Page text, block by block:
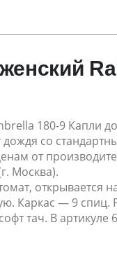
180-9 Капли
дождя со
от
Москва).
открывается
Каркас — 9 спиц.
тач. В